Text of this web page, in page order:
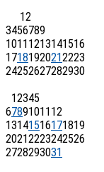
12
3456789
1011 1213141516
17181920212223
24252627282930
12345
67891011 12
13141516171819
20212223242526
2728293031